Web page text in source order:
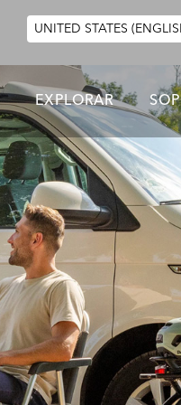
UNITED STATES
EXPLORAR